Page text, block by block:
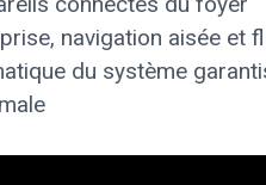
navigation aisée et
du système